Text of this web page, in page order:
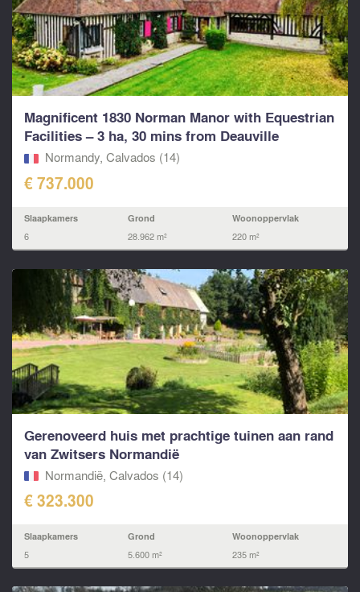
Magnificent 1830 Norman Manor with Equestrian
Facilities – 3 ha, 30 mins from Deauville
Normandy, Calvados (14)
€ 737.000
Slaapkamers
6
Grond
28.962 m²
Woonoppervlak
220 m²
Gerenoveerd huis met prachtige tuinen aan rand
van Zwitsers Normandië
Normandië, Calvados (14)
€ 323.300
Slaapkamers
5
Grond
5.600 m²
Woonoppervlak
235 m²